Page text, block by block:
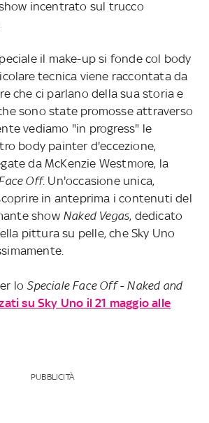
incentrato sul trucco
il make-up si fonde col body
tecnica viene raccontata da
che ci parlano della sua storia e
sono state promosse attraverso
vediamo "in progress" le
body painter d'eccezione,
da McKenzie Westmore, la
Off. Un'occasione unica,
in anteprima i contenuti del
show Naked Vegas, dedicato
pittura su pelle, che Sky Uno
loSpeciale Face Off - Naked and
su Sky Uno il 21 maggio alle
PUBBLICITÀ